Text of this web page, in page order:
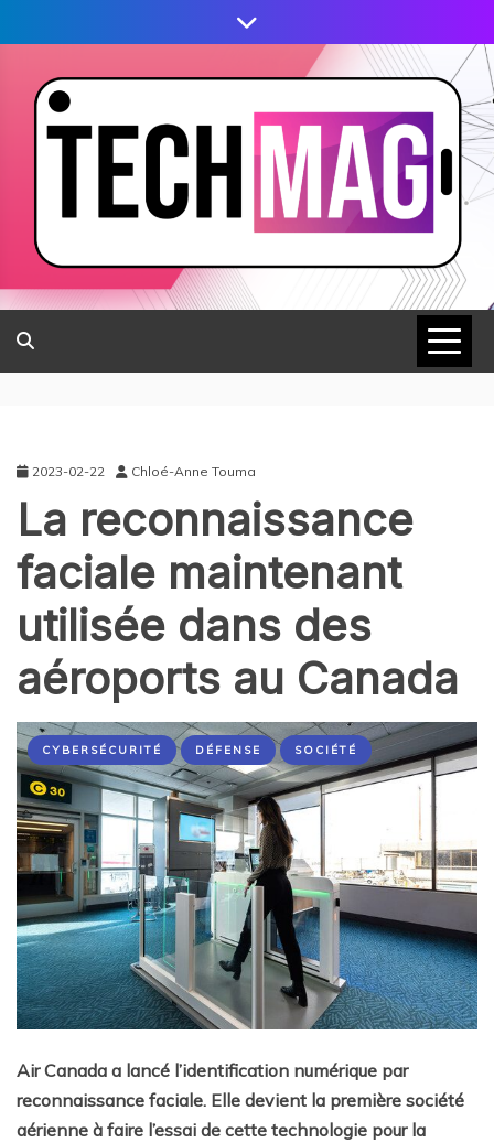
2023-02-22 Chloé-Anne Touma
La reconnaissance
faciale maintenant
utilisée dans des
aéroports au Canada
CYBERSÉCURITÉ DÉFENSE SOCIÉTÉ
Air Canada a lancé l’identification numérique par
reconnaissance faciale. Elle devient la première société
aérienne à faire l’essai de cette technologie pour la